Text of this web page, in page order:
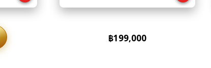
฿199,000